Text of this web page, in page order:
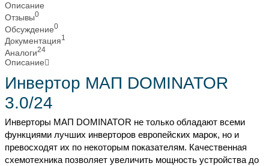
Описание
Отзывы0
Обсуждение0
Документация1
Аналоги24
Описание
Инвертор МАП DOMINATOR
3.0/24
Инверторы МАП DOMINATOR не только обладают всеми
функциями лучших инверторов европейских марок, но и
превосходят их по некоторым показателям. Качественная
схемотехника позволяет увеличить мощность устройства до